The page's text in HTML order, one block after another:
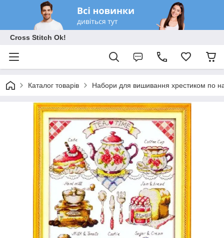
Cross Stitch Ok!
Каталог товарів Набори для вишивання хрестиком по